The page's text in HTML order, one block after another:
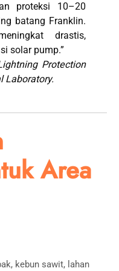
proteksi 10–20
batang Franklin.
drastis,
solar pump.”
Protection
Laboratory.
Area
kebun sawit, lahan